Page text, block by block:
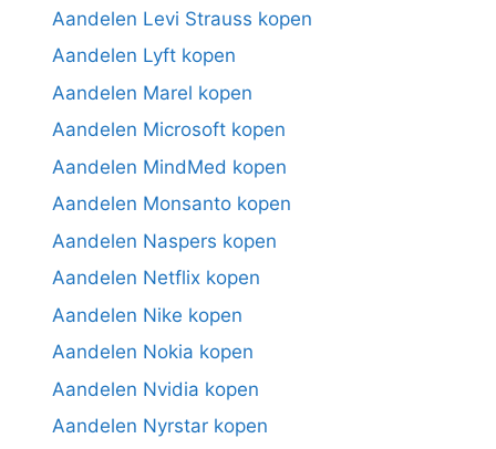
Aandelen Levi Strauss kopen
Aandelen Lyft kopen
Aandelen Marel kopen
Aandelen Microsoft kopen
Aandelen MindMed kopen
Aandelen Monsanto kopen
Aandelen Naspers kopen
Aandelen Netflix kopen
Aandelen Nike kopen
Aandelen Nokia kopen
Aandelen Nvidia kopen
Aandelen Nyrstar kopen